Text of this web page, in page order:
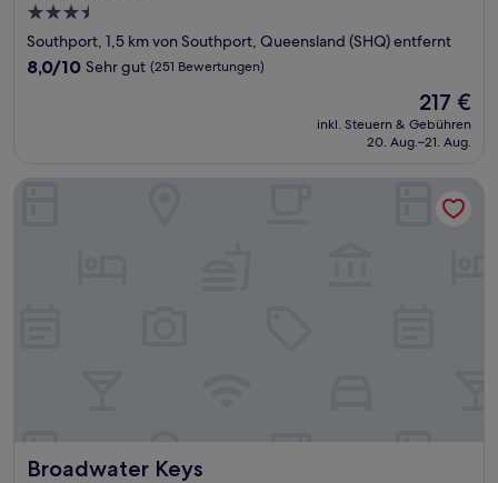
3.5-
Sterne-
Unterkunft
Southport, 1,5 km von Southport, Queensland (SHQ) entfernt
8.0
Bewertungen)
8,0/10 Sehr gut (251 Bewertungen)
Der
Preis
beträgt
217 €
inkl. Steuern & Gebühren
20. Aug.–21. Aug.
Broadwater Keys
Broadwater Keys
Broadwater Keys